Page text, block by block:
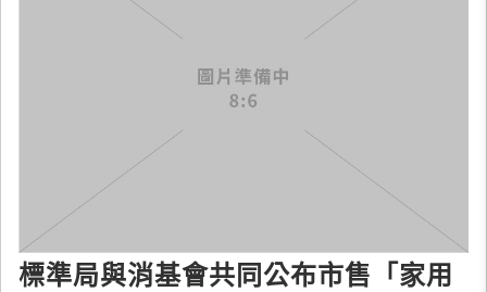
標準局與消基會共同公布市售「家用